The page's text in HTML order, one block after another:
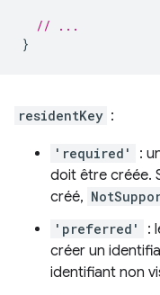
// ...
}
residentKey :
'required'
:
doit être créée.
créé,
'preferred'
:
créer un
identifiant non